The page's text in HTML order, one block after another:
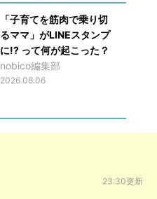
「子育てを筋肉で乗り切
るママ」がLINEスタンプ
に!? って何が起こった？
nobico編集部
2026.08.06
23:30更新